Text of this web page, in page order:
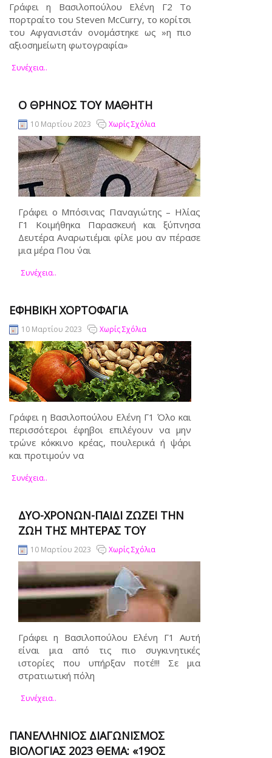
Γράφει η Βασιλοπούλου Ελένη Γ2 Το
πορτραίτο του Steven McCurry, το κορίτσι
του Αφγανιστάν ονομάστηκε ως »η πιο
αξιοσημείωτη φωτογραφία»
Συνέχεια..
Ο ΘΡΉΝΟΣ ΤΟΥ ΜΑΘΗΤΉ
10 Μαρτίου 2023 Χωρίς Σχόλια
Γράφει ο Μπόσινας Παναγιώτης – Ηλίας
Γ1 Κοιμήθηκα Παρασκευή και ξύπνησα
Δευτέρα Aναρωτιέμαι φίλε μου αν πέρασε
μια μέρα Που ΄ναι
Συνέχεια..
ΕΦΗΒΙΚΉ ΧΟΡΤΟΦΑΓΊΑ
10 Μαρτίου 2023 Χωρίς Σχόλια
Γράφει η Βασιλοπούλου Ελένη Γ1 Όλο και
περισσότεροι έφηβοι επιλέγουν να μην
τρώνε κόκκινο κρέας, πουλερικά ή ψάρι
και προτιμούν να
Συνέχεια..
ΔΥΟ-ΧΡΟΝΩΝ-ΠΑΙΔΙ ΖΏΖΕΙ ΤΗΝ
ΖΩΉ ΤΗΣ ΜΗΤΈΡΑΣ ΤΟΥ
10 Μαρτίου 2023 Χωρίς Σχόλια
Γράφει η Βασιλοπούλου Ελένη Γ1 Αυτή
είναι μια από τις πιο συγκινητικές
ιστορίες που υπήρξαν ποτέ!!! Σε μια
στρατιωτική πόλη
Συνέχεια..
ΠΑΝΕΛΛΗΝΙΟΣ ΔΙΑΓΩΝΙΣΜΟΣ
ΒΙΟΛΟΓΙΑΣ 2023 ΘΕΜΑ: «19ΟΣ